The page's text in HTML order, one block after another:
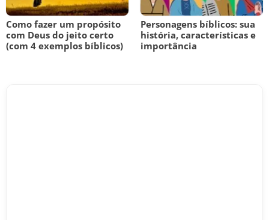
Como fazer um propósito
com Deus do jeito certo
(com 4 exemplos bíblicos)
Personagens bíblicos: sua
história, características e
importância